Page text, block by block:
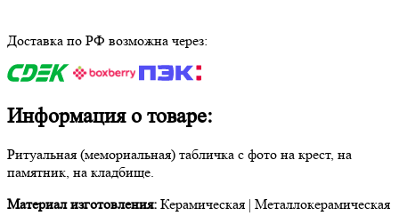
Доставка по РФ возможна через:
Информация о товаре:
Ритуальная (мемориальная) табличка с фото на крест, на
памятник, на кладбище.
Материал изготовления: Керамическая | Металлокерамическая